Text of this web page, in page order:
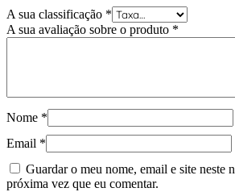
A sua classificação *
A sua avaliação sobre o produto *
Nome *
Email *
Guardar o meu nome, email e site neste
próxima vez que eu comentar.